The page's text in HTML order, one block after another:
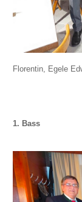
v.l.n.r.:
Florentin, Egele
1. Bass